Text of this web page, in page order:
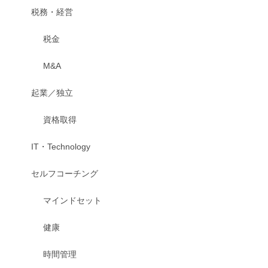
税務・経営
税金
M&A
起業／独立
資格取得
IT・Technology
セルフコーチング
マインドセット
健康
時間管理